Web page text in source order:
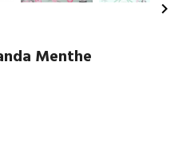

Menthe